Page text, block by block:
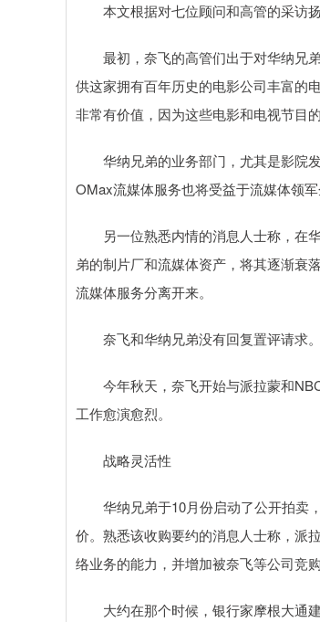
本文根据对七位顾问和高管的采访扬
最初，奈飞的高管们出于对华纳兄弟
供这家拥有百年历史的电影公司丰富的
非常有价值，因为这些电影和电视节目
华纳兄弟的业务部门，尤其是影院发
OMax流媒体服务也将受益于流媒体领
另一位熟悉内情的消息人士称，在华
弟的制片厂和流媒体资产，将其逐渐衰
流媒体服务分离开来。
奈飞和华纳兄弟没有回复置评请求。
今年秋天，奈飞开始与派拉蒙和NBC
工作愈演愈烈。
战略灵活性
华纳兄弟于10月份启动了公开拍卖，
价。熟悉该收购要约的消息人士称，派
络业务的能力，并增加被奈飞等公司竞购
大约在那个时候，银行家摩根大通建